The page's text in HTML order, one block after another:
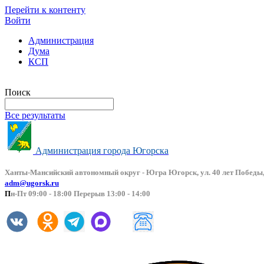
Перейти к контенту
Войти
Администрация
Дума
КСП
Поиск
Все результаты
Администрация города Югорска
Ханты-Мансийский автономный округ - Югра Югорск, ул. 40 лет
adm@ugorsk.ru
Пн-Пт 09:00 - 18:00 Перерыв 13:00 - 14:00